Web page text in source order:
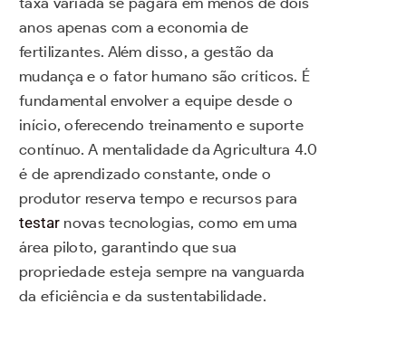
anos apenas com a economia de
fertilizantes. Além disso, a gestão da
mudança e o fator humano são críticos. É
fundamental envolver a equipe desde o
início, oferecendo treinamento e suporte
contínuo. A mentalidade da Agricultura 4.0
é de aprendizado constante, onde o
produtor reserva tempo e recursos para
testar novas tecnologias, como em uma
área piloto, garantindo que sua
propriedade esteja sempre na vanguarda
da eficiência e da sustentabilidade.